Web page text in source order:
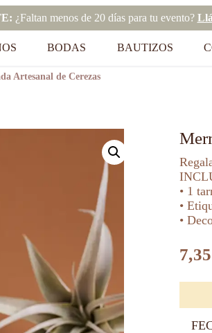
¿Faltan menos de 20 días para tu evento?
BODAS BAUTIZOS
Artesanal de Cerezas
• 1
•
•
7,35